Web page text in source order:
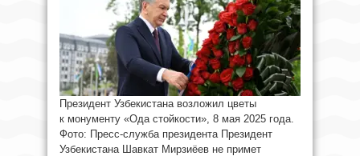
Президент Узбекистана возложил цветы
к монументу «Ода стойкости», 8 мая 2025 года.
Фото: Пресс-служба президента Президент
Узбекистана Шавкат Мирзиёев не примет